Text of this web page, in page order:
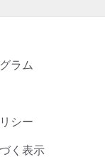
ラム
シー
く表示